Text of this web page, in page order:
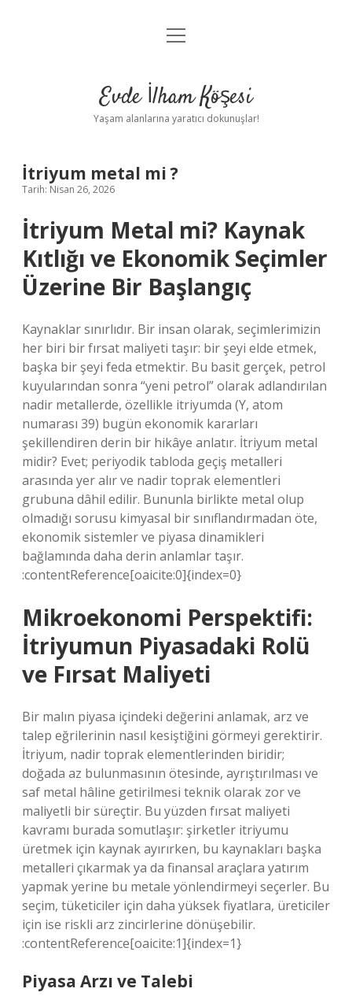
Anasayfa
Yasal Uyarı
menüyü
Evde İlham Köşesi
Yaşam alanlarına yaratıcı dokunuşlar!
İtriyum metal mi ?
Tarih: Nisan 26, 2026
İtriyum Metal mi? Kaynak
Kıtlığı ve Ekonomik Seçimler
Üzerine Bir Başlangıç
Kaynaklar sınırlıdır. Bir insan olarak, seçimlerimizin
her biri bir fırsat maliyeti taşır: bir şeyi elde etmek,
başka bir şeyi feda etmektir. Bu basit gerçek, petrol
kuyularından sonra “yeni petrol” olarak adlandırılan
nadir metallerde, özellikle itriyumda (Y, atom
numarası 39) bugün ekonomik kararları
şekillendiren derin bir hikâye anlatır. İtriyum metal
midir? Evet; periyodik tabloda geçiş metalleri
arasında yer alır ve nadir toprak elementleri
grubuna dâhil edilir. Bununla birlikte metal olup
olmadığı sorusu kimyasal bir sınıflandırmadan öte,
ekonomik sistemler ve piyasa dinamikleri
bağlamında daha derin anlamlar taşır.
:contentReference[oaicite:0]{index=0}
Mikroekonomi Perspektifi:
İtriyumun Piyasadaki Rolü
ve Fırsat Maliyeti
Bir malın piyasa içindeki değerini anlamak, arz ve
talep eğrilerinin nasıl kesiştiğini görmeyi gerektirir.
İtriyum, nadir toprak elementlerinden biridir;
doğada az bulunmasının ötesinde, ayrıştırılması ve
saf metal hâline getirilmesi teknik olarak zor ve
maliyetli bir süreçtir. Bu yüzden fırsat maliyeti
kavramı burada somutlaşır: şirketler itriyumu
üretmek için kaynak ayırırken, bu kaynakları başka
metalleri çıkarmak ya da finansal araçlara yatırım
yapmak yerine bu metale yönlendirmeyi seçerler. Bu
seçim, tüketiciler için daha yüksek fiyatlara, üreticiler
için ise riskli arz zincirlerine dönüşebilir.
:contentReference[oaicite:1]{index=1}
Piyasa Arzı ve Talebi